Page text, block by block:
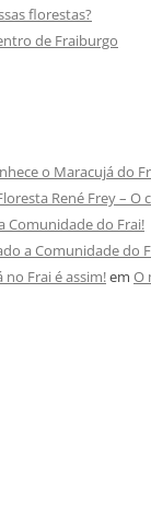
florestas?
de Fraiburgo
o Maracujá do
René Frey – O
Comunidade do Frai!
a Comunidade do
no Frai é assim!em O